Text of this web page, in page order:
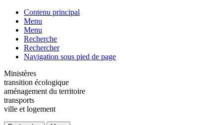
Contenu principal
Menu
Menu
Recherche
Rechercher
Navigation sous pied de page
Ministères
transition écologique
aménagement du territoire
transports
ville et logement